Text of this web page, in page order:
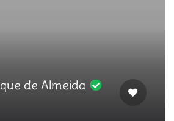
de Almeida